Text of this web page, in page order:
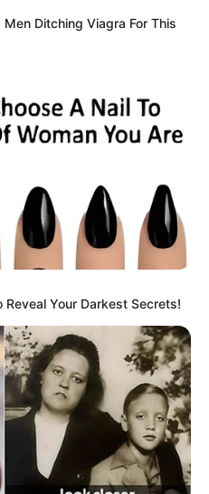
Slipped Through
Men Ditching Viagra For This
Reveal Your Darkest Secrets!